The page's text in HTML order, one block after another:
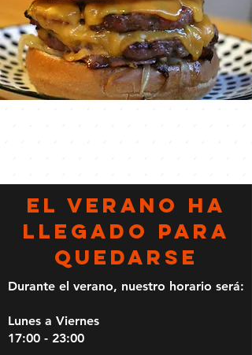
El verano ha
llegado para
quedarse
Durante el verano, nuestro horario será:
Lunes a Viernes
17:00 - 23:00